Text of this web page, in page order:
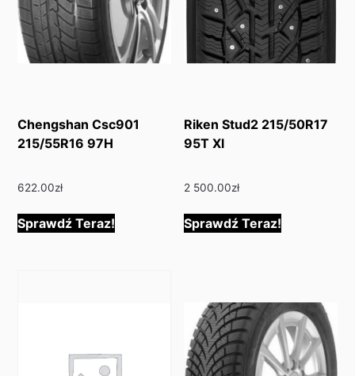
Chengshan Csc901
215/55R16 97H
622.00zł
Sprawdź Teraz!
Riken Stud2 215/50R17
95T Xl
2 500.00zł
Sprawdź Teraz!